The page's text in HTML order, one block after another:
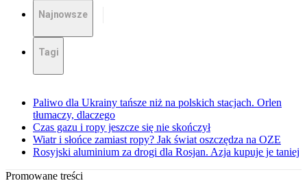
Najnowsze
Tagi
Paliwo dla Ukrainy tańsze niż na polskich stacjach. Orlen
tłumaczy, dlaczego
Czas gazu i ropy jeszcze się nie skończył
Wiatr i słońce zamiast ropy? Jak świat oszczędza na OZE
Rosyjski aluminium za drogi dla Rosjan. Azja kupuje je taniej
Promowane treści